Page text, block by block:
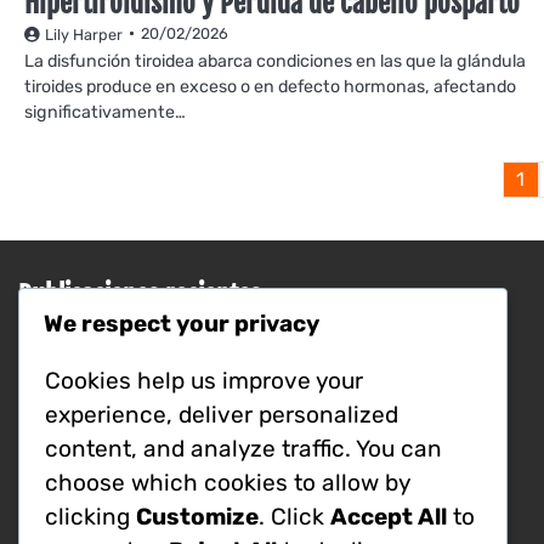
Lily Harper 20/02/2026
La disfunción tiroidea abarca condiciones en las que la glándula
tiroides produce en exceso o en defecto hormonas, afectando
significativamente…
1
Publicaciones recientes
Factores de Estrés: Ansiedad, Privación
Pérdida de Cabello Postparto
Conexión entre la fatiga adrenal y la
caída del cabello después del parto
Impacto de las fluctuaciones hormonales
en la salud de los folículos pilosos en el
We respect your privacy
Cookies help us improve your
experience, deliver personalized
content, and analyze traffic. You can
choose which cookies to allow by
clicking Customize. Click Accept All to